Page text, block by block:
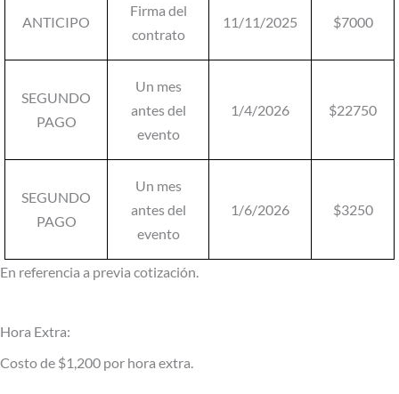
ANTICIPO
Firma del
contrato
11/11/2025 $7000
SEGUNDO
PAGO
Un mes
antes del
evento
1/4/2026 $22750
SEGUNDO
PAGO
Un mes
antes del
evento
1/6/2026 $3250
En referencia a previa cotización.
Hora Extra:
Costo de $1,200 por hora extra.